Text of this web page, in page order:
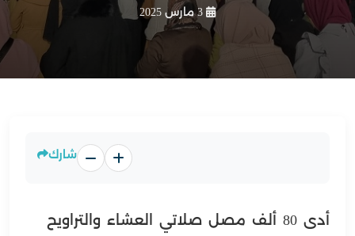
شارك
أدى 80 ألف مصل صلاتي العشاء والتراويح